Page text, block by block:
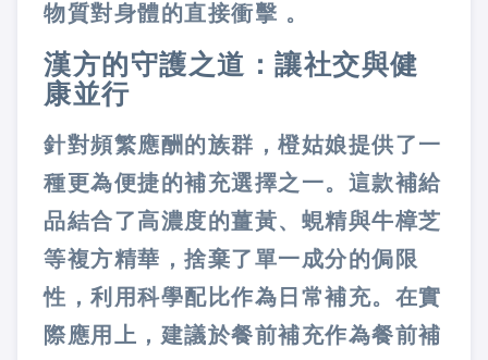
物質對身體的直接衝擊 。
漢方的守護之道：讓社交與健
康並行
針對頻繁應酬的族群，橙姑娘提供了一
種更為便捷的補充選擇之一。這款補給
品結合了高濃度的薑黃、蜆精與牛樟芝
等複方精華，捨棄了單一成分的侷限
性，利用科學配比作為日常補充。在實
際應用上，建議於餐前補充作為餐前補